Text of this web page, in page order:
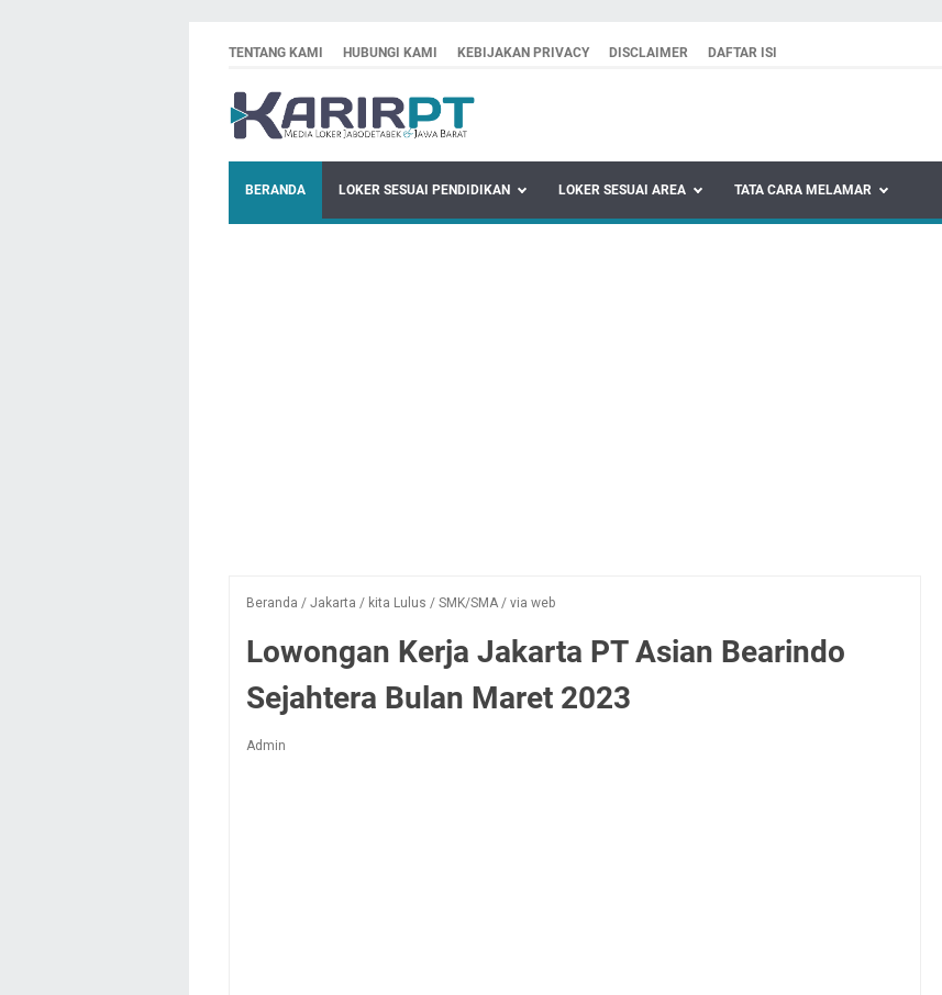
TENTANG KAMI HUBUNGI KAMI KEBIJAKAN PRIVACY DISCLAIMER DAFTAR ISI
BERANDA LOKER SESUAI PENDIDIKAN LOKER SESUAI AREA TATA CARA MELAMAR
Beranda / Jakarta / kita Lulus / SMK/SMA / via web
Lowongan Kerja Jakarta PT Asian Bearindo
Sejahtera Bulan Maret 2023
Admin